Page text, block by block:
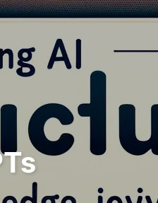
Startseite Archive